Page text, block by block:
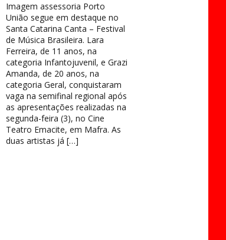
Imagem assessoria Porto
União segue em destaque no
Santa Catarina Canta – Festival
de Música Brasileira. Lara
Ferreira, de 11 anos, na
categoria Infantojuvenil, e Grazi
Amanda, de 20 anos, na
categoria Geral, conquistaram
vaga na semifinal regional após
as apresentações realizadas na
segunda-feira (3), no Cine
Teatro Emacite, em Mafra. As
duas artistas já […]